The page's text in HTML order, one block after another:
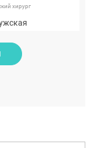
хирург